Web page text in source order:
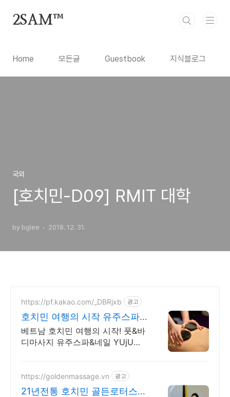
2SAM™
Home 모든글 Guestbook 지식블로그
국외
[호치민-D09] RMIT 대학
by bglee 2018. 12. 31.
https://pf.kakao.com/_DBRjxb 광고
호치민 여행의 시작 유주스파
벤탄시장 도보 3분
베트남 호치민 여행의 시작! 풋&바
디마사지 유주스파&네일 YUjU
https://goldenmassage.vn 광고
21년전통 호치민 골든로터스